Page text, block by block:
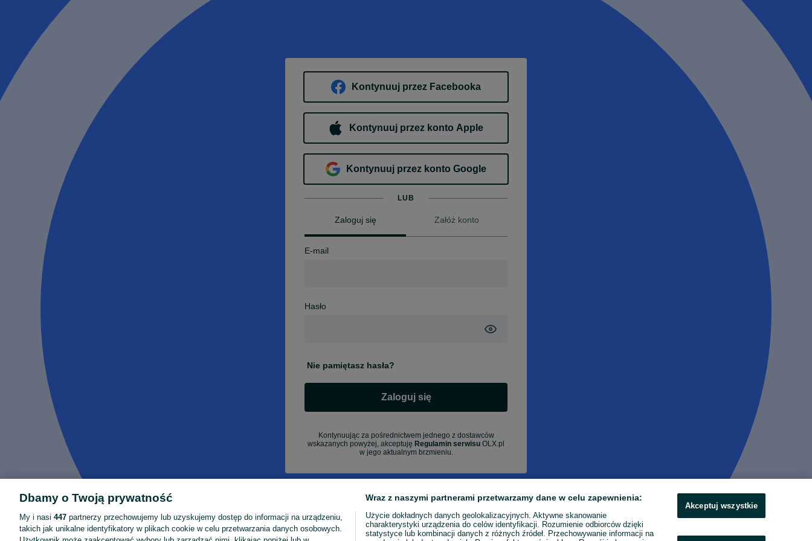
Kontynuuj przez Facebooka
Kontynuuj przez konto Apple
Kontynuuj przez konto Google
LUB
Zaloguj się Załóż konto
E-mail
Hasło
Nie pamiętasz hasła?
Zaloguj się
Kontynuując za pośrednictwem jednego z dostawców
wskazanych powyżej, akceptuję Regulamin serwisu OLX.pl
w jego aktualnym brzmieniu.
Dbamy o Twoją prywatność
My i nasi 447 partnerzy przechowujemy lub uzyskujemy dostęp do informacji na urządzeniu,
takich jak unikalne identyfikatory w plikach cookie w celu przetwarzania danych osobowych.
Wraz z naszymi partnerami przetwarzamy dane w celu zapewnienia:
Użycie dokładnych danych geolokalizacyjnych. Aktywne skanowanie
charakterystyki urządzenia do celów identyfikacji. Rozumienie odbiorców dzięki
statystyce lub kombinacji danych z różnych źródeł. Przechowywanie informacji na
Akceptuj wszystkie